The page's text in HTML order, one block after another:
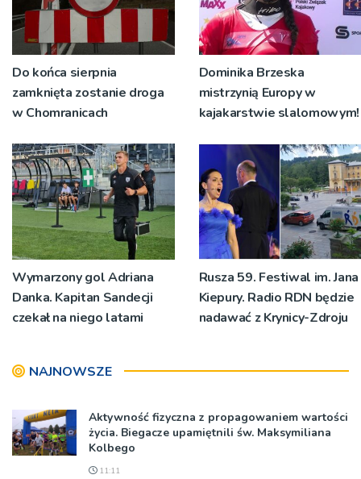
Do końca sierpnia
zamknięta zostanie droga
w Chomranicach
Dominika Brzeska
mistrzynią Europy w
kajakarstwie slalomowym!
Wymarzony gol Adriana
Danka. Kapitan Sandecji
czekał na niego latami
Rusza 59. Festiwal im. Jana
Kiepury. Radio RDN będzie
nadawać z Krynicy-Zdroju
NAJNOWSZE
Aktywność fizyczna z propagowaniem wartości
życia. Biegacze upamiętnili św. Maksymiliana
Kolbego
11:11